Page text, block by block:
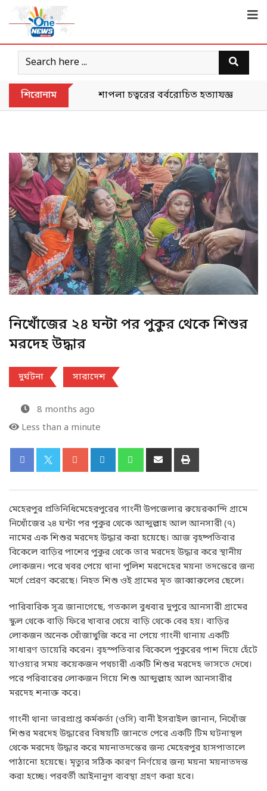
শিরোনাম শাপলা চত্বরের বর্বরোচিত হত্যাযজ্ঞকে
নিখোঁজের ২৪ ঘন্টা পর পুকুর থেকে শিশুর
মরদেহ উদ্ধার
দুর্ঘটনা সারাদেশ
8 months ago
Less than a minute
মেহেরপুর প্রতিনিধিমেহেরপুরের গাংনী উপজেলার রুয়েরকান্দি গ্রামে
নিখোঁজের ২৪ ঘন্টা পর পুকুর থেকে আব্দুল্লাহ আল আনসারী (৭)
নামের এক শিশুর মরদেহ উদ্ধার করা হয়েছে। আজ বৃহষ্পতিবার
বিকেলে বাড়ির পাশের পুকুর থেকে তার মরদেহ উদ্ধার করে স্থানীয়
লোকজন। পরে খবর পেয়ে থানা পুলিশ মরদেহের ময়না তদন্তেরে জন্য
মর্গে প্রেরণ করেছে। নিহত শিশু ওই গ্রামের মৃত জাব্বারুলের ছেলে।
পারিবারিক সূত্র জানাগেছে, গতকাল বুধবার দুপুরে আনসারী গ্রামের
স্কুল থেকে বাড়ি ফিরে খাবার খেয়ে বাড়ি থেকে বের হয়। বাড়ির
লোকজন অনেক খোঁজাখুজি করে না পেয়ে গাংনী থানায় একটি
সাধারণ ডায়েরি করেন। বৃহস্পতিবার বিকেলে পুকুরের পাশ দিয়ে হেঁটে
যাওয়ার সময় কয়েকজন পথচারী একটি শিশুর মরদেহ ভাসতে দেখে।
পরে পরিবারের লোকজন গিয়ে শিশু আব্দুল্লাহ আল আনসারীর
মরদেহ শনাক্ত করে।
গাংনী থানা ভারপ্রাপ্ত কর্মকর্তা (ওসি) বানী ইসরাইল জানান, নিখোঁজ
শিশুর মরদেহ উদ্ধারের বিষয়টি জানতে পেরে একটি টিম ঘটনাস্থল
থেকে মরদেহ উদ্ধার করে ময়নাতদন্তের জন্য মেহেরপুর হাসপাতালে
পাঠানো হয়েছে। মৃত্যুর সঠিক কারণ নির্ণয়ের জন্য ময়না ময়নাতদন্ত
করা হচ্ছে। পরবর্তী আইনানুগ ব্যবস্থা গ্রহণ করা হবে।